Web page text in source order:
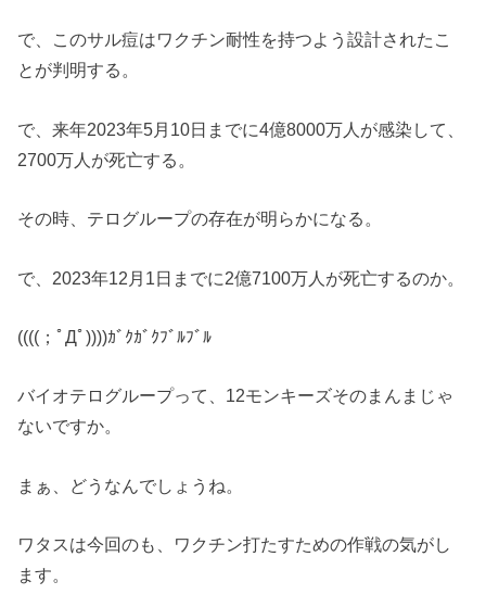
で、このサル痘はワクチン耐性を持つよう設計されたこ
とが判明する。
で、来年2023年5月10日までに4億8000万人が感染して、
2700万人が死亡する。
その時、テログループの存在が明らかになる。
で、2023年12月1日までに2億7100万人が死亡するのか。
((((；ﾟДﾟ))))ｶﾞｸｶﾞｸﾌﾞﾙﾌﾞﾙ
バイオテログループって、12モンキーズそのまんまじゃ
ないですか。
まぁ、どうなんでしょうね。
ワタスは今回のも、ワクチン打たすための作戦の気がし
ます。